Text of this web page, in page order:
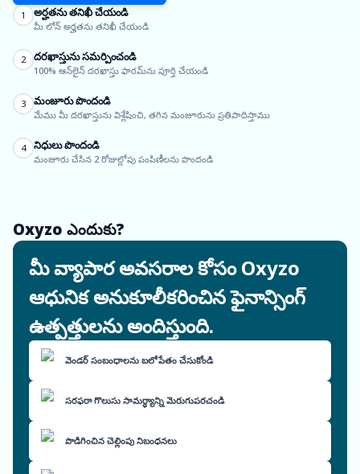
1 అర్హతను తనిఖీ చేయండి
మీ లోన్ అర్హతను తనిఖీ చేయండి
2 దరఖాస్తును సమర్పించండి
100% ఆన్‌లైన్ దరఖాస్తు ఫారమ్‌ను పూర్తి చేయండి
3 మంజూరు పొందండి
మేము మీ దరఖాస్తును విశ్లేషించి, తగిన మంజూరును ప్రతిపాదిస్తాము
4 నిధులు పొందండి
మంజూరు చేసిన 2 రోజుల్లోపు పంపిణీలను పొందండి
Oxyzo ఎందుకు?
మీ వ్యాపార అవసరాల కోసం Oxyzo
ఆధునిక అనుకూలీకరించిన ఫైనాన్సింగ్
ఉత్పత్తులను అందిస్తుంది.
వెండర్ సంబంధాలను బలోపేతం చేసుకోండి
సరఫరా గొలుసు సామర్థ్యాన్ని మెరుగుపరచండి
పొడిగించిన చెల్లింపు నిబంధనలు